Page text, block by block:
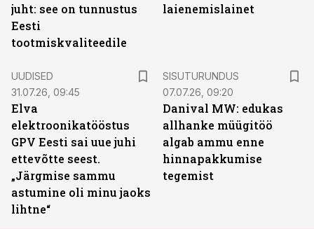
juht: see on tunnustus
Eesti
tootmiskvaliteedile
laienemislainet
UUDISED
31.07.26, 09:45
Elva
elektroonikatööstus
GPV Eesti sai uue juhi
ettevõtte seest.
„Järgmise sammu
astumine oli minu jaoks
lihtne“
SISUTURUNDUS
07.07.26, 09:20
Danival MW: edukas
allhanke müügitöö
algab ammu enne
hinnapakkumise
tegemist